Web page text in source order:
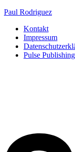
Paul Rodriguez
Kontakt
Impressum
Pulse Publishing